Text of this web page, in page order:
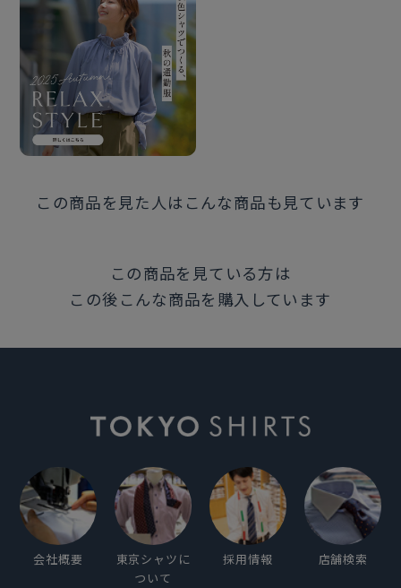
この商品を見た人はこんな商品も見ています
この商品を見ている方は
この後こんな商品を購入しています
会社概要
東京シャツに
ついて
採用情報 店舗検索